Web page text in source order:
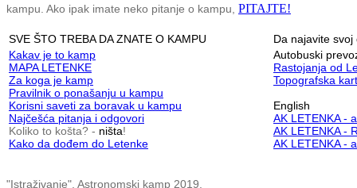
kampu. Ako ipak imate neko pitanje o kampu, PITAJTE!
SVE ŠTO TREBA DA ZNATE O KAMPU
Da najavite
Kakav je to kamp
MAPA LETENKE
Za koga je kamp
Pravilnik o ponašanju u kampu
Korisni saveti za boravak u kampu
Najčešća pitanja i odgovori
Koliko to košta? - ništa!
Kako da dođem do Letenke
Autobuski
Rastojanja od
Topografska
English
AK LETENKA -
AK LETENKA -
AK LETENKA -
"Istraživanje", Astronomski kamp 2019.